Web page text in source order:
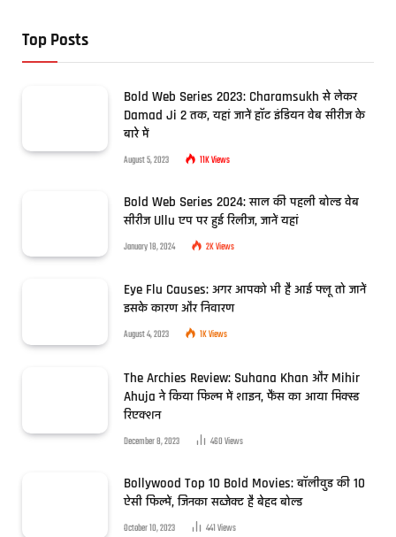
Top Posts
Bold Web Series 2023: Charamsukh से लेकर
Damad Ji 2 तक, यहां जानें हॉट इंडियन वेब सीरीज के
बारे में
August 5, 2023 11KViews
Bold Web Series 2024: साल की पहली बोल्ड वेब
सीरीज Ullu एप पर हुई रिलीज, जानें यहां
January 18, 2024 2KViews
Eye Flu Causes: अगर आपको भी है आई फ्लू तो जानें
इसके कारण और निवारण
August 4, 2023 1KViews
The Archies Review: Suhana Khan और Mihir
Ahuja ने किया फिल्म में शाइन, फैंस का आया मिक्स्ड
रिएक्शन
December 8, 2023 460Views
Bollywood Top 10 Bold Movies: बॉलीवुड की 10
ऐसी फिल्में, जिनका सब्जेक्ट है बेहद बोल्ड
October 10, 2023 441Views